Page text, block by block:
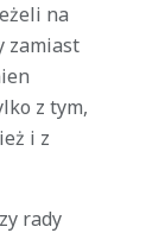
na
zamiast
z tym,
i z
rady